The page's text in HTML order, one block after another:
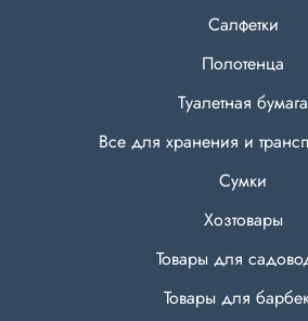
Салфетки
Полотенца
Туалетная бумага
Все для хранения и
Сумки
Хозтовары
Товары для
Товары для